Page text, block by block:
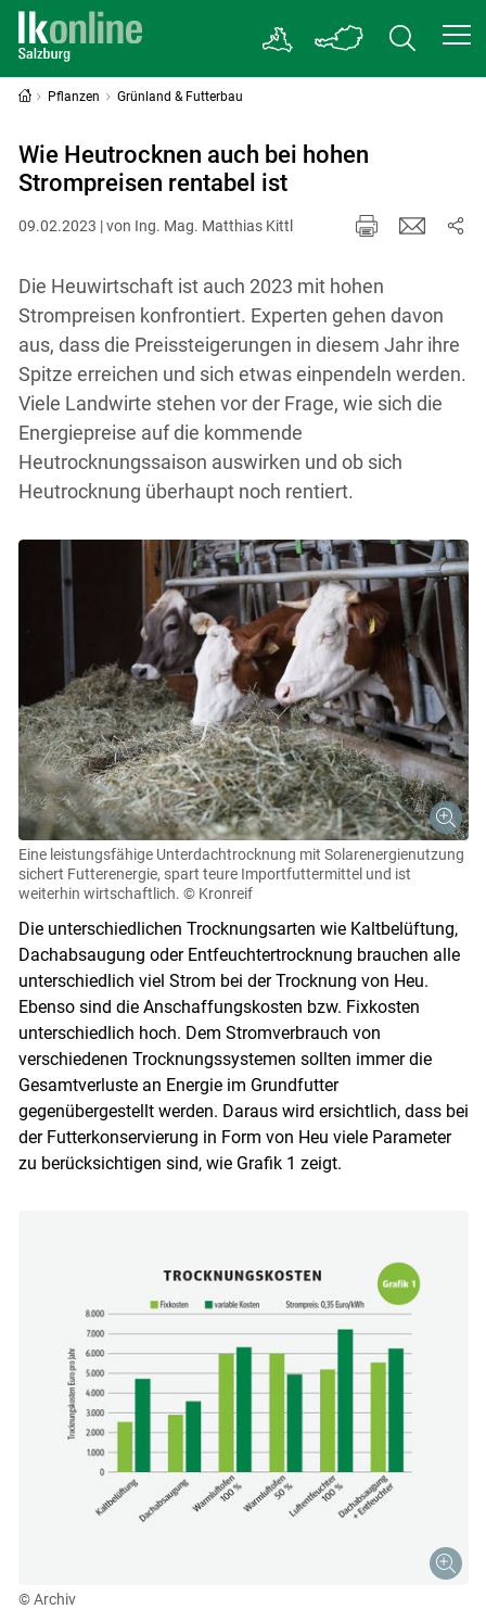
Pflanzen Grünland & Futterbau
Wie Heutrocknen auch bei hohen
Strompreisen rentabel ist
09.02.2023 | von Ing. Mag. Matthias Kittl
Die Heuwirtschaft ist auch 2023 mit hohen
Strompreisen konfrontiert. Experten gehen davon
aus, dass die Preissteigerungen in diesem Jahr ihre
Spitze erreichen und sich etwas einpendeln werden.
Viele Landwirte stehen vor der Frage, wie sich die
Energiepreise auf die kommende
Heutrocknungssaison auswirken und ob sich
Heutrocknung überhaupt noch rentiert.
Eine leistungsfähige Unterdachtrocknung mit Solarenergienutzung
sichert Futterenergie, spart teure Importfuttermittel und ist
weiterhin wirtschaftlich. © Kronreif
Die unterschiedlichen Trocknungsarten wie Kaltbelüftung,
Dachabsaugung oder Entfeuchtertrocknung brauchen alle
unterschiedlich viel Strom bei der Trocknung von Heu.
Ebenso sind die Anschaffungskosten bzw. Fixkosten
unterschiedlich hoch. Dem Stromverbrauch von
verschiedenen Trocknungssystemen sollten immer die
Gesamtverluste an Energie im Grundfutter
gegenübergestellt werden. Daraus wird ersichtlich, dass bei
der Futterkonservierung in Form von Heu viele Parameter
zu berücksichtigen sind, wie Grafik 1 zeigt.
© Archiv